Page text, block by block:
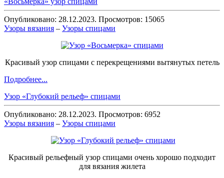
Опубликовано: 28.12.2023. Просмотров: 15065
Узоры вязания – Узоры спицами
Красивый узор спицами с перекрещениями вытянутых петель
Подробнее...
Узор «Глубокий рельеф» спицами
Опубликовано: 28.12.2023. Просмотров: 6952
Узоры вязания – Узоры спицами
Красивый рельефный узор спицами очень хорошо подходит
для вязания жилета